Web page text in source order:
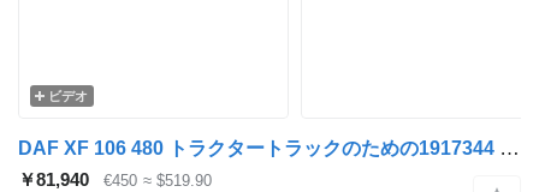
ビデオ
DAF XF 106 480 トラクタートラックのための1917344 アクスル
￥81,940 €450 ≈ $519.90